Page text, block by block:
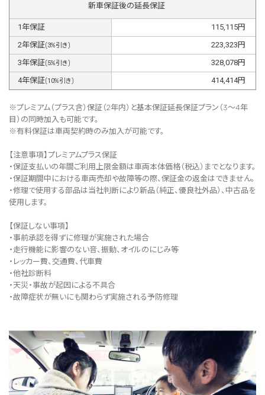
新車保証後の延長保証
1年保証 115,115円
2年保証(3%引き) 223,323 円
3年保証(5%引き) 328,078円
4年保証(10%引き) 414,414円
※プレミアム（プラス含）保証（2年内）と基本保証延長保証プラン（3～4年
目）の同時加入も可能です。
※有料保証は⾞両契約時のみ加⼊が可能です。
【注意事項】プレミアムプラス保証
・保証支払いの年間ご利用上限金額は車両本体価格（税込）までとなります。
・保証期間中における車両売却や故障等の際、保証金の返金はできません。
・修理で使用する部品は当社判断により新品（純正、優良社外品）、中古品を
使用します。
【保証しない事項】
・事前承認を得ずに修理が実施された場合
・走行機能に影響のない音、振動、オイルのにじみ等
・レッカー費、交通費、代車費
・他社診断料
・天災・事故が起因による不具合
・故障症状が無いにも関わらず実施される予防修理